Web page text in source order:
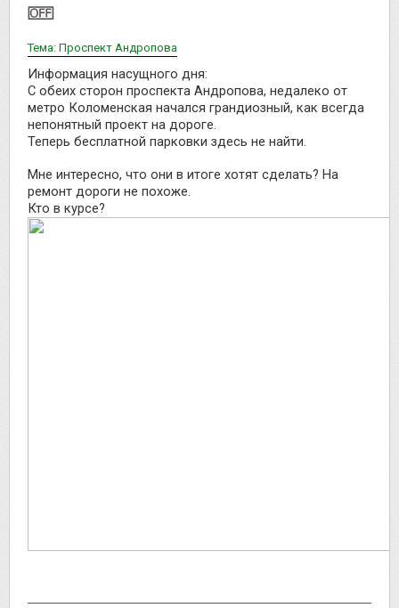
Тема: Проспект Андропова
Информация насущного дня:
С обеих сторон проспекта Андропова, недалеко от
метро Коломенская начался грандиозный, как всегда
непонятный проект на дороге.
Теперь бесплатной парковки здесь не найти.
Мне интересно, что они в итоге хотят сделать? На
ремонт дороги не похоже.
Кто в курсе?